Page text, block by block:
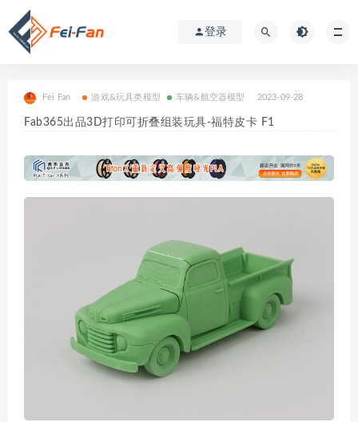
登录
Fei Fan 游戏&玩具类模型 车辆&航空器模型 2023-09-28
Fab365出品3D打印可折叠组装玩具-福特皮卡 F1